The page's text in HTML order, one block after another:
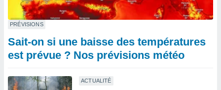
PRÉVISIONS
Sait-on si une baisse des températures
est prévue ? Nos prévisions météo
ACTUALITÉ